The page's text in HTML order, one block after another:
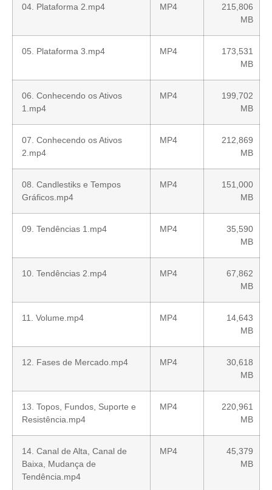
04. Plataforma 2.mp4 MP4
215,806
MB
05. Plataforma 3.mp4 MP4
173,531
MB
06. Conhecendo os Ativos
1.mp4
MP4
199,702
MB
07. Conhecendo os Ativos
2.mp4
MP4
212,869
MB
08. Candlestiks e Tempos
Gráficos.mp4
MP4
151,000
MB
09. Tendências 1.mp4 MP4
35,590
MB
10. Tendências 2.mp4 MP4
67,862
MB
11. Volume.mp4 MP4
14,643
MB
12. Fases de Mercado.mp4 MP4
30,618
MB
13. Topos, Fundos, Suporte e
Resistência.mp4
MP4
220,961
MB
14. Canal de Alta, Canal de
Baixa, Mudança de
Tendência.mp4
MP4
45,379
MB